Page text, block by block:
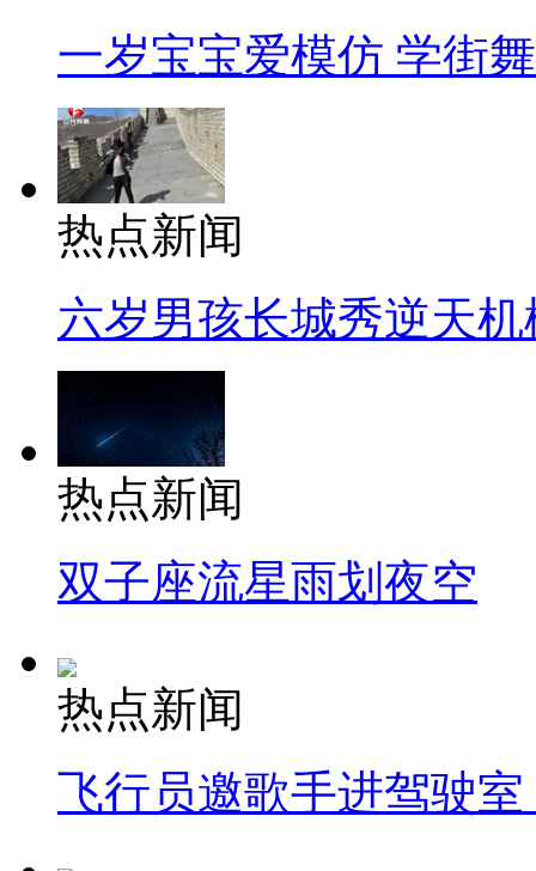
一岁宝宝爱模仿 学街
热点新闻
六岁男孩长城秀逆天机
热点新闻
双子座流星雨划夜空
热点新闻
飞行员邀歌手进驾驶